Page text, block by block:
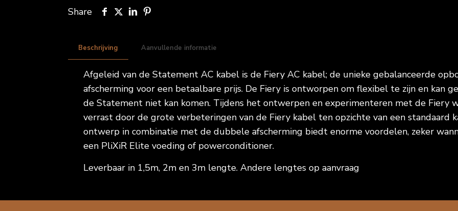
Share
Beschrijving Aanvullende informatie
Afgeleid van de Statement AC kabel is de Fiery AC kabel; de unieke gebalanceerde
afscherming voor een betaalbare prijs. De Fiery is ontworpen om flexibel te zijn en kan
de Statement niet kan komen. Tijdens het ontwerpen en experimenteren met de Fiery
verrast door de grote verbeteringen van de Fiery kabel ten opzichte van een standaard
ontwerp in combinatie met de dubbele afscherming biedt enorme voordelen, zeker
een PliXiR Elite voeding of powerconditioner.
Leverbaar in 1,5m, 2m en 3m lengte. Andere lengtes op aanvraag